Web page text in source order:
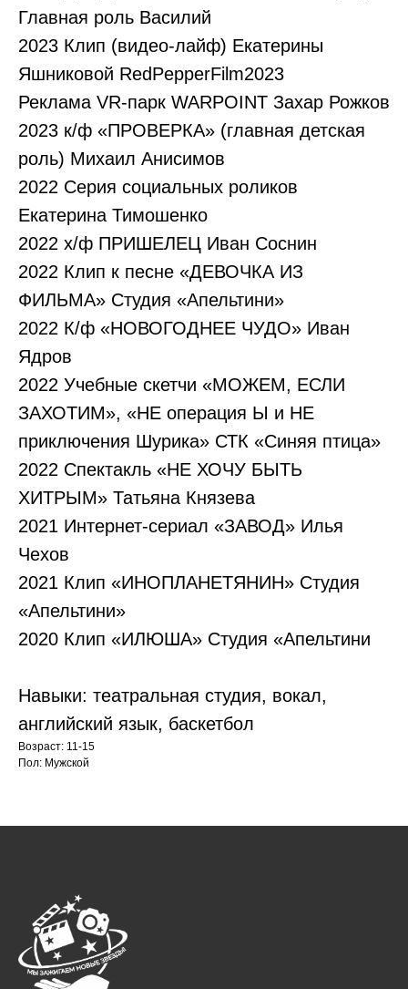
Главная роль Василий
2023 Клип (видео-лайф) Екатерины
Яшниковой RedPepperFilm2023
Реклама VR-парк WARPOINT Захар Рожков
2023 к/ф «ПРОВЕРКА» (главная детская
роль) Михаил Анисимов
2022 Серия социальных роликов
Екатерина Тимошенко
2022 х/ф ПРИШЕЛЕЦ Иван Соснин
2022 Клип к песне «ДЕВОЧКА ИЗ
ФИЛЬМА» Студия «Апельтини»
2022 К/ф «НОВОГОДНЕЕ ЧУДО» Иван
Ядров
2022 Учебные скетчи «МОЖЕМ, ЕСЛИ
ЗАХОТИМ», «НЕ операция Ы и НЕ
приключения Шурика» СТК «Синяя птица»
2022 Спектакль «НЕ ХОЧУ БЫТЬ
ХИТРЫМ» Татьяна Князева
2021 Интернет-сериал «ЗАВОД» Илья
Чехов
2021 Клип «ИНОПЛАНЕТЯНИН» Студия
«Апельтини»
2020 Клип «ИЛЮША» Студия «Апельтини
Навыки: театральная студия, вокал,
английский язык, баскетбол
Возраст: 11-15
Пол: Мужской